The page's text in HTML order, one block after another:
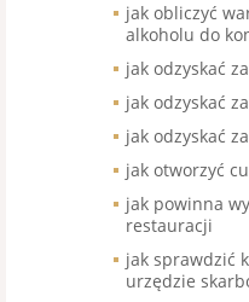
jak obliczyć
alkoholu do
jak odzyskać
jak odzyskać
jak odzyskać
jak otworzyć
jak powinna
restauracji
jak sprawdzić
urzędzie